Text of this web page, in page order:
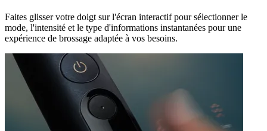
Faites glisser votre doigt sur l'écran interactif pour sélectionner le
mode, l'intensité et le type d'informations instantanées pour une
expérience de brossage adaptée à vos besoins.